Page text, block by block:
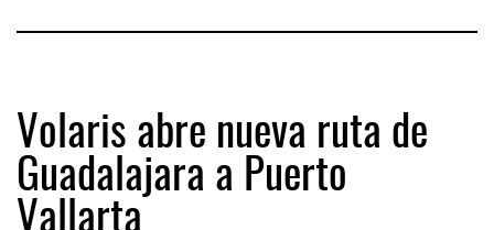
Volaris abre nueva ruta de
Guadalajara a Puerto
Vallarta